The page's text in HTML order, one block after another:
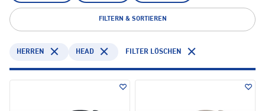
FILTERN & SORTIEREN
HERREN HEAD FILTER LÖSCHEN